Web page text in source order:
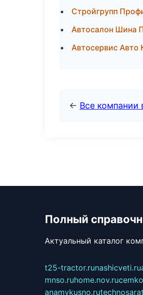
Стройгрупп
Автосалон Шина
Автосервис Авто
← Все
Полный
Актуальный каталог
t25-tractor.runashicveti.ru
mnso.ruhome.nov.ru
anamvkusno.ru